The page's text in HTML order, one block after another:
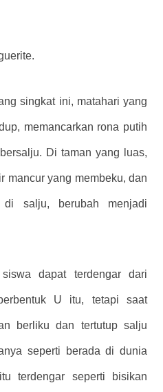
singkat ini, matahari yang
memancarkan rona putih
Di taman yang luas,
mancur yang membeku, dan
di salju, berubah menjadi
dapat terdengar dari
U itu, tetapi saat
berliku dan tertutup salju
seperti berada di dunia
terdengar seperti bisikan